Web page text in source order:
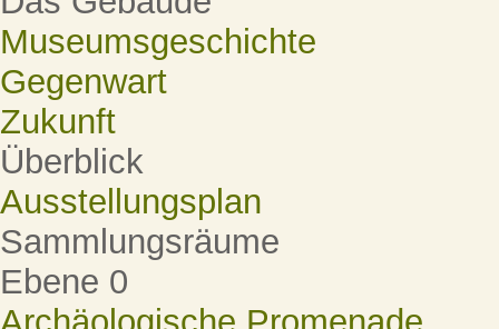
Museumsgeschichte
Gegenwart
Zukunft
Überblick
Ausstellungsplan
Sammlungsräume
Ebene 0